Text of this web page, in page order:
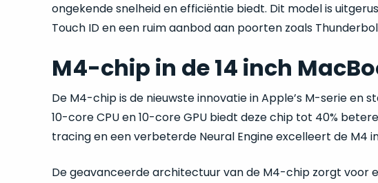
ongekende snelheid en efficiëntie biedt. Dit model is
Touch ID en een ruim aanbod aan poorten zoals
M4-chip in de 14 inch
De M4-chip is de nieuwste innovatie in Apple’s M-serie
10-core CPU en 10-core GPU biedt deze chip tot 40%
tracing en een verbeterde Neural Engine excelleert de M4
De geavanceerde architectuur van de M4-chip zorgt